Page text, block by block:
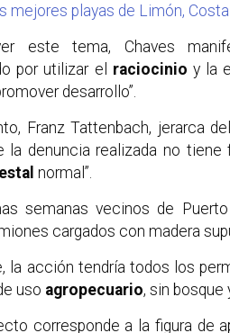
mejores playas de Limón,
este tema, Chaves
por utilizar el raciocinio y la
desarrollo”.
Franz Tattenbach, jerarca
la denuncia realizada no tiene
normal”.
semanas vecinos de
cargados con madera
la acción tendría todos los
uso agropecuario, sin bosque
corresponde a la figura de